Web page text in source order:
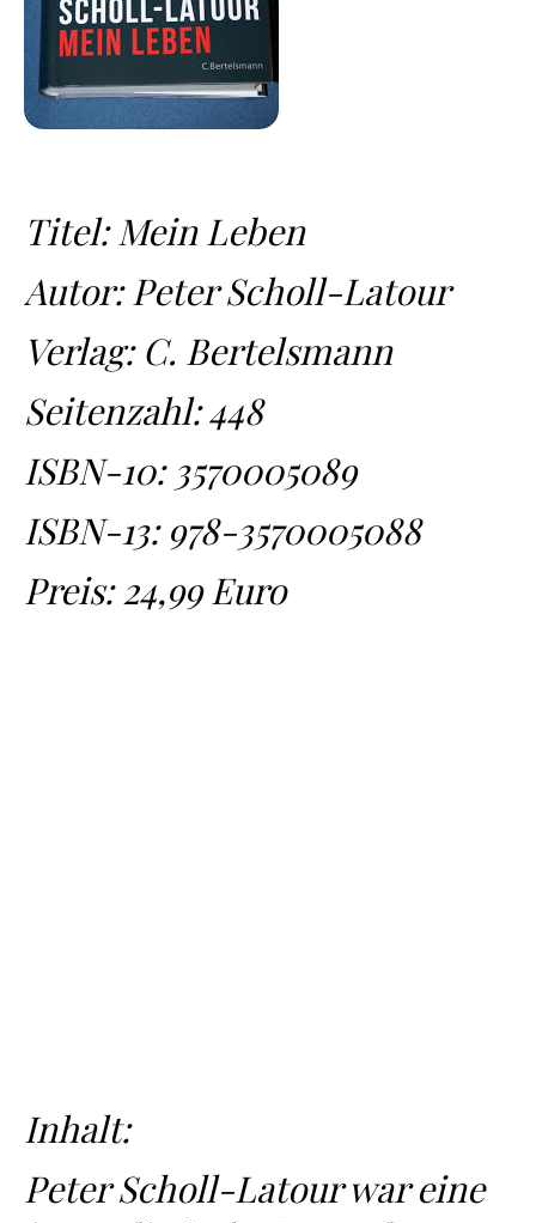
Titel: Mein Leben
Autor: Peter Scholl-Latour
Verlag: C. Bertelsmann
Seitenzahl: 448
ISBN-10: 3570005089
ISBN-13: 978-3570005088
Preis: 24,99 Euro
Inhalt:
Peter Scholl-Latour war eine